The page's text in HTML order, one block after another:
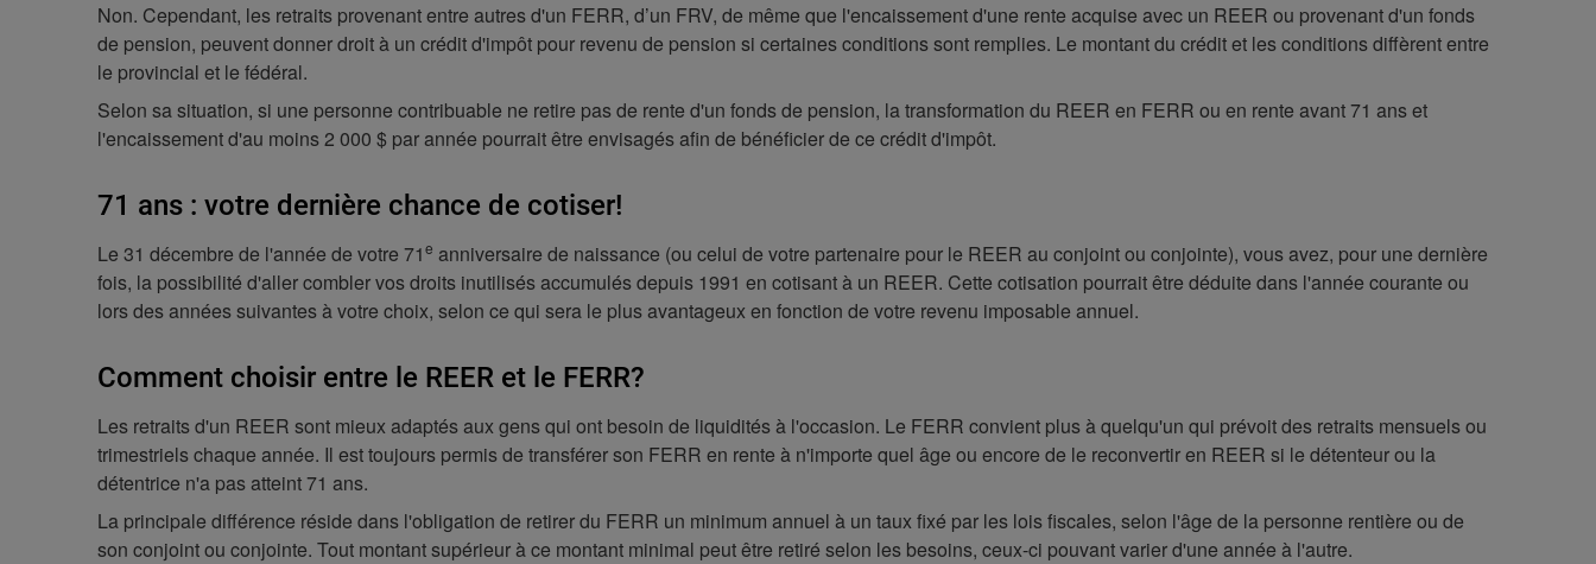
Non. Cependant, les retraits provenant entre autres d'un FERR, d’un FRV, de même que l'encaissement d'une rente acquise avec un REER ou provenant d'un fonds
de pension, peuvent donner droit à un crédit d'impôt pour revenu de pension si certaines conditions sont remplies. Le montant du crédit et les conditions diffèrent entre
le provincial et le fédéral.
Selon sa situation, si une personne contribuable ne retire pas de rente d'un fonds de pension, la transformation du REER en FERR ou en rente avant 71 ans et
l'encaissement d'au moins 2 000 $ par année pourrait être envisagés afin de bénéficier de ce crédit d'impôt.
71 ans : votre dernière chance de cotiser!
Le 31 décembre de l'année de votre 71e anniversaire de naissance (ou celui de votre partenaire pour le REER au conjoint ou conjointe), vous avez, pour une dernière
fois, la possibilité d'aller combler vos droits inutilisés accumulés depuis 1991 en cotisant à un REER. Cette cotisation pourrait être déduite dans l'année courante ou
lors des années suivantes à votre choix, selon ce qui sera le plus avantageux en fonction de votre revenu imposable annuel.
Comment choisir entre le REER et le FERR?
Les retraits d'un REER sont mieux adaptés aux gens qui ont besoin de liquidités à l'occasion. Le FERR convient plus à quelqu'un qui prévoit des retraits mensuels ou
trimestriels chaque année. Il est toujours permis de transférer son FERR en rente à n'importe quel âge ou encore de le reconvertir en REER si le détenteur ou la
détentrice n'a pas atteint 71 ans.
La principale différence réside dans l'obligation de retirer du FERR un minimum annuel à un taux fixé par les lois fiscales, selon l'âge de la personne rentière ou de
son conjoint ou conjointe. Tout montant supérieur à ce montant minimal peut être retiré selon les besoins, ceux-ci pouvant varier d'une année à l'autre.